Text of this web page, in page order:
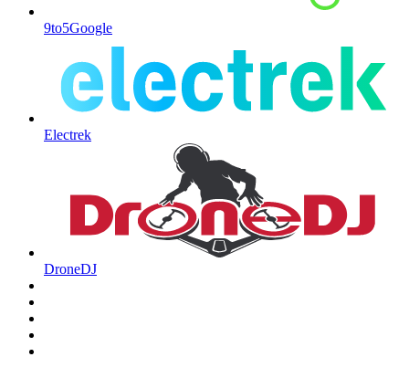
9to5Google
Electrek
DroneDJ